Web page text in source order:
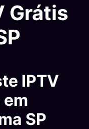
Grátis
IPTV
SP